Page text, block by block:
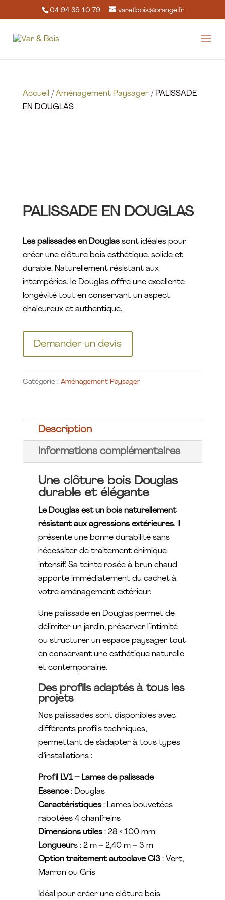
04 94 39 10 79 varetbois@orange.fr
Accueil / Aménagement Paysager/ PALISSADE
EN DOUGLAS
PALISSADE EN DOUGLAS
Les palissades en Douglassont idéales pour
créer une clôture bois esthétique, solide et
durable. Naturellement résistant aux
intempéries, le Douglas offre une excellente
longévité tout en conservant un aspect
chaleureux et authentique.
Demander un devis
Catégorie : Aménagement Paysager
Description
Informations complémentaires
Une clôture bois Douglas
durable et élégante
Le Douglas est un bois naturellement
résistant aux agressions extérieures. Il
présente une bonne durabilité sans
nécessiter de traitement chimique
intensif. Sa teinte rosée à brun chaud
apporte immédiatement du cachet à
votre aménagement extérieur.
Une palissade en Douglas permet de
délimiter un jardin, préserver l’intimité
ou structurer un espace paysager tout
en conservant une esthétique naturelle
et contemporaine.
Des profils adaptés à tous les
projets
Nos palissades sont disponibles avec
différents profils techniques,
permettant de s’adapter à tous types
d’installations :
Profil LV1 – Lames de palissade
Essence: Douglas
Caractéristiques: Lames bouvetées
rabotées 4 chanfreins
Dimensions utiles: 28 × 100 mm
Longueurs : 2 m – 2,40 m – 3 m
Option traitement autoclave CI3: Vert,
Marron ou Gris
Idéal pour créer une clôture bois